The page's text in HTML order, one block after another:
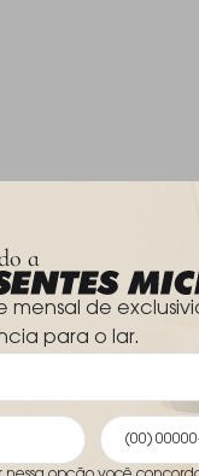
a
mensal de
para o lar.